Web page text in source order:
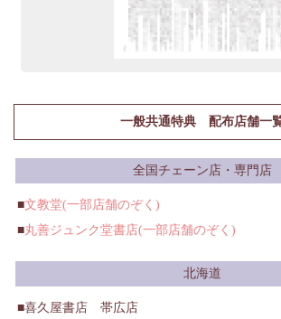
一般共通特典 配布店舗一
全国チェーン店・専門店
文教堂(一部店舗のぞく)
丸善ジュンク堂書店(一部店舗のぞく)
北海道
喜久屋書店 帯広店